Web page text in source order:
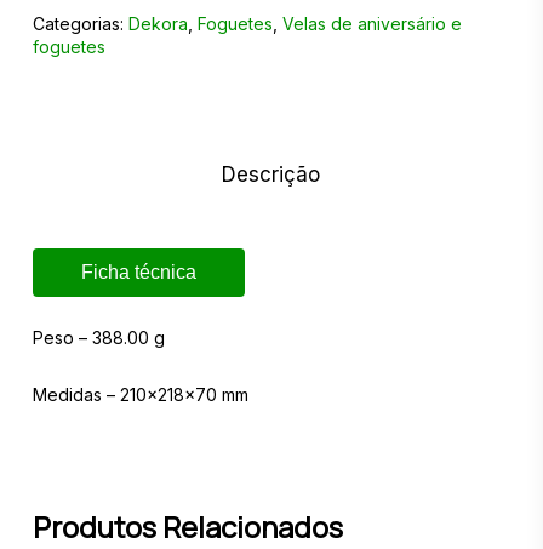
Categorias: Dekora Foguetes Velas de aniversário e
foguetes
Descrição
Ficha técnica
Peso – 388.00 g
Medidas – 210x218x70 mm
Produtos Relacionados